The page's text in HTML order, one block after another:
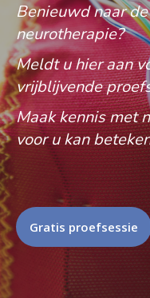
Benieuwd naar
neurotherapie?
Meldt u hier aan
vrijblijvende
Maak kennis met
voor u kan
Gratis proefsessie